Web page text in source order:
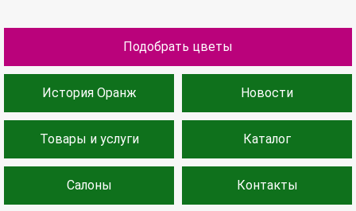
Подобрать цветы
История Оранж Новости
Товары и услуги Каталог
Салоны Контакты